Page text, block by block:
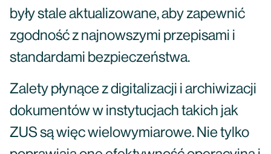
były stale aktualizowane, aby zapewnić
zgodność z najnowszymi przepisami i
standardami bezpieczeństwa.
Zalety płynące z digitalizacji i archiwizacji
dokumentów w instytucjach takich jak
ZUS są więc wielowymiarowe. Nie tylko